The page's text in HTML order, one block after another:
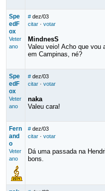
Spe
edF
ox
Veter
ano
# dez/03
citar· votar
MindnesS
Valeu veio! Acho que vou
em Campinas, né?
Spe
edF
ox
Veter
ano
# dez/03
citar· votar
naka
Valeu cara!
Fern
and
o
Veter
ano
# dez/03
citar· votar
Dá uma passada na
bons.